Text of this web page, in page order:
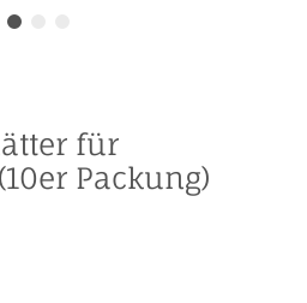
für
Packung)